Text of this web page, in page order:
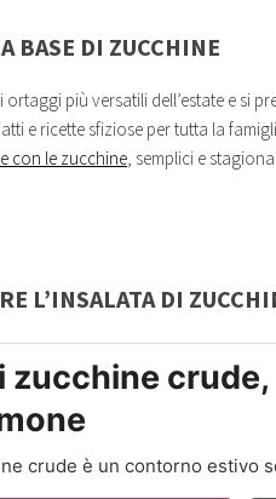
BASE DI ZUCCHINE
più versatili dell’estate e si
e ricette sfiziose per tutta la
con le zucchine, semplici e
L’INSALATA DI
zucchine crude,
crude è un contorno estivo